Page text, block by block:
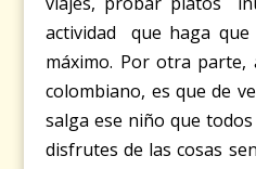
actividad que haga
máximo. Por otra parte,
colombiano, es que de
salga ese niño que
disfrutes de las cosas